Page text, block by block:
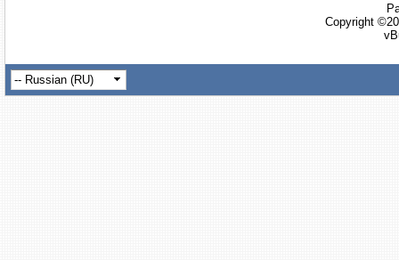
Copyright